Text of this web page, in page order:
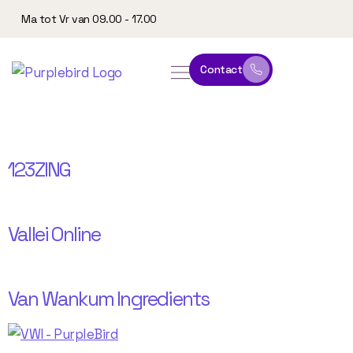
Ma tot Vr van 09.00 - 17.00
Contact
123ZING
Vallei Online
Van Wankum Ingredients